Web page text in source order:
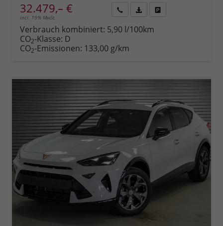
32.479,– €
incl. 19% MwSt.
anfordern
Datei,
Verbrauch kombiniert: 5,90 l/100km
CO2-Klasse: D
CO2-Emissionen: 133,00 g/km